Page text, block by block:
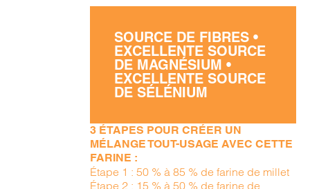
SOURCE DE FIBRES •
EXCELLENTE SOURCE
DE MAGNÉSIUM •
EXCELLENTE SOURCE
DE SÉLÉNIUM
3 ÉTAPES POUR CRÉER UN
MÉLANGE TOUT-USAGE AVEC CETTE
FARINE :
Étape 1 : 50 % à 85 % de farine de millet
Étape 2 : 15 % à 50 % de farine de